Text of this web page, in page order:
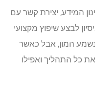
המידע, יצירת קשר עם
לבצע שיפוץ מקצועי
המון, אבל כאשר
כל התהליך ואפילו